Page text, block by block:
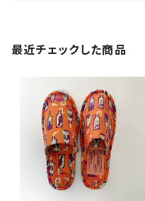
最近チェックした商品